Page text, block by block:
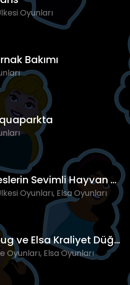
Oyunları
Bakımı
Prenseslerin Sevimli Hayvan Modası
Oyunları, Elsa Oyunları
Ladybug ve Elsa Kraliyet Düğünü
Oyunları, Elsa Oyunları